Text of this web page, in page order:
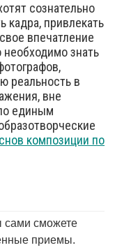
сознательно
кадра, привлекать
впечатление
знать
реальность в
вне
единым
композиции по
сами сможете
приемы.